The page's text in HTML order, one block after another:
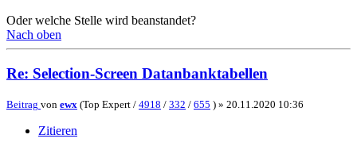
Oder welche Stelle wird beanstandet?
Nach oben
Re: Selection-Screen Datanbanktabellen
Beitrag von ewx (Top Expert / 4918 / 332 / 655 ) » 20.11.2020 10:36
Zitieren